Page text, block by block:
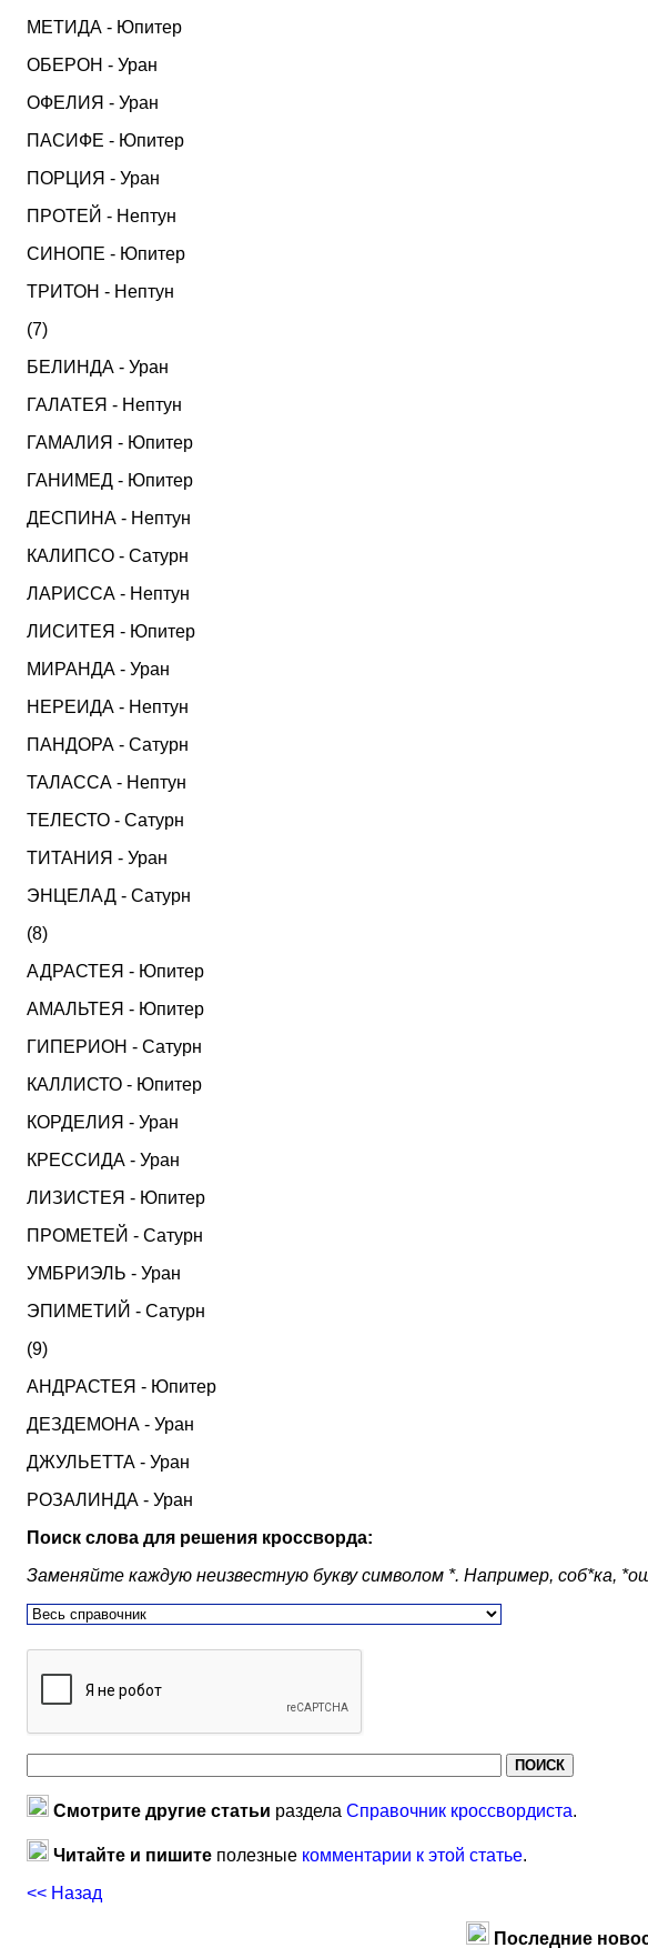
МЕТИДА - Юпитер
ОБЕРОН - Уран
ОФЕЛИЯ - Уран
ПАСИФЕ - Юпитер
ПОРЦИЯ - Уран
ПРОТЕЙ - Нептун
СИНОПЕ - Юпитер
ТРИТОН - Нептун
(7)
БЕЛИНДА - Уран
ГАЛАТЕЯ - Нептун
ГАМАЛИЯ - Юпитер
ГАНИМЕД - Юпитер
ДЕСПИНА - Нептун
КАЛИПСО - Сатурн
ЛАРИССА - Нептун
ЛИСИТЕЯ - Юпитер
МИРАНДА - Уран
НЕРЕИДА - Нептун
ПАНДОРА - Сатурн
ТАЛАССА - Нептун
ТЕЛЕСТО - Сатурн
ТИТАНИЯ - Уран
ЭНЦЕЛАД - Сатурн
(8)
АДРАСТЕЯ - Юпитер
АМАЛЬТЕЯ - Юпитер
ГИПЕРИОН - Сатурн
КАЛЛИСТО - Юпитер
КОРДЕЛИЯ - Уран
КРЕССИДА - Уран
ЛИЗИСТЕЯ - Юпитер
ПРОМЕТЕЙ - Сатурн
УМБРИЭЛЬ - Уран
ЭПИМЕТИЙ - Сатурн
(9)
АНДРАСТЕЯ - Юпитер
ДЕЗДЕМОНА - Уран
ДЖУЛЬЕТТА - Уран
РОЗАЛИНДА - Уран
Поиск слова для решения кроссворда:
Заменяйте каждую неизвестную букву символом *. Например, соб*ка,
Смотрите другие статьи раздела Справочник кроссвордиста.
Читайте и пишите полезные комментарии к этой статье.
<< Назад
Последние